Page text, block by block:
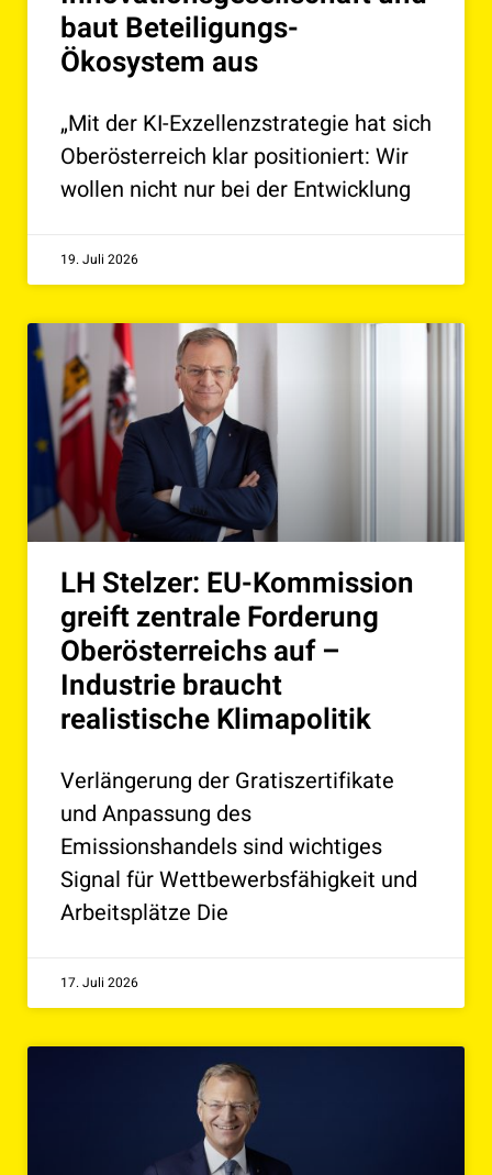
baut Beteiligungs-
Ökosystem aus
„Mit der KI-Exzellenzstrategie hat sich
Oberösterreich klar positioniert: Wir
wollen nicht nur bei der Entwicklung
19. Juli 2026
LH Stelzer: EU-Kommission
greift zentrale Forderung
Oberösterreichs auf –
Industrie braucht
realistische Klimapolitik
Verlängerung der Gratiszertifikate
und Anpassung des
Emissionshandels sind wichtiges
Signal für Wettbewerbsfähigkeit und
Arbeitsplätze Die
17. Juli 2026